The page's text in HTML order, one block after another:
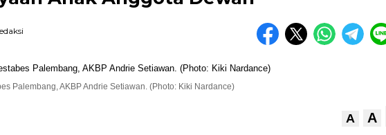
Palembang, AKBP Andrie Setiawan. (Photo: Kiki Nardance)
A A